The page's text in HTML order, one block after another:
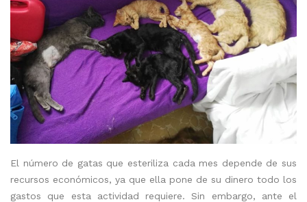
El número de gatas que esteriliza cada mes depende de sus
recursos económicos, ya que ella pone de su dinero todo los
gastos que esta actividad requiere. Sin embargo, ante el